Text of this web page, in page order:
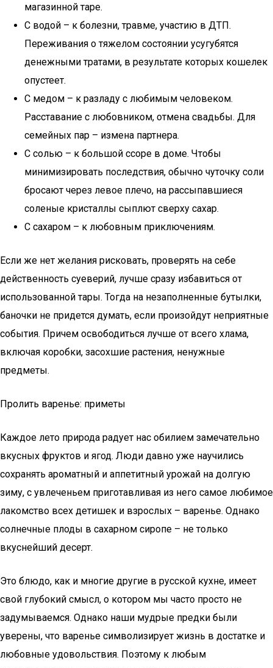
магазинной таре.
С водой – к болезни, травме, участию в ДТП.
Переживания о тяжелом состоянии усугубятся
денежными тратами, в результате которых кошелек
опустеет.
С медом – к разладу с любимым человеком.
Расставание с любовником, отмена свадьбы. Для
семейных пар – измена партнера.
С солью – к большой ссоре в доме. Чтобы
минимизировать последствия, обычно чуточку соли
бросают через левое плечо, на рассыпавшиеся
соленые кристаллы сыплют сверху сахар.
С сахаром – к любовным приключениям.
Если же нет желания рисковать, проверять на себе
действенность суеверий, лучше сразу избавиться от
использованной тары. Тогда на незаполненные бутылки,
баночки не придется думать, если произойдут неприятные
события. Причем освободиться лучше от всего хлама,
включая коробки, засохшие растения, ненужные
предметы.
Пролить варенье: приметы
Каждое лето природа радует нас обилием замечательно
вкусных фруктов и ягод. Люди давно уже научились
сохранять ароматный и аппетитный урожай на долгую
зиму, с увлеченьем приготавливая из него самое любимое
лакомство всех детишек и взрослых – варенье. Однако
солнечные плоды в сахарном сиропе – не только
вкуснейший десерт.
Это блюдо, как и многие другие в русской кухне, имеет
свой глубокий смысл, о котором мы часто просто не
задумываемся. Однако наши мудрые предки были
уверены, что варенье символизирует жизнь в достатке и
любовные удовольствия. Поэтому к любым